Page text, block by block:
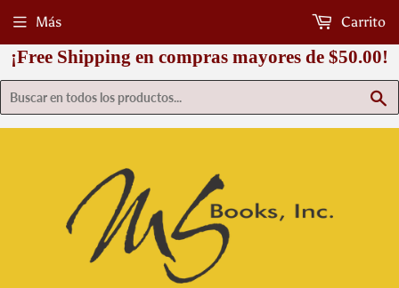
¡Free Shipping en compras mayores de $50.00!
Más Carrito